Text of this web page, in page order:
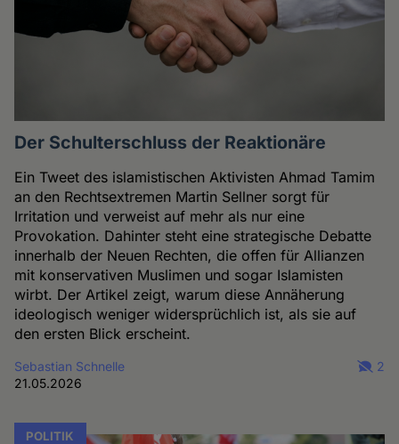
Der Schulterschluss der Reaktionäre
Ein Tweet des islamistischen Aktivisten Ahmad Tamim
an den Rechtsextremen Martin Sellner sorgt für
Irritation und verweist auf mehr als nur eine
Provokation. Dahinter steht eine strategische Debatte
innerhalb der Neuen Rechten, die offen für Allianzen
mit konservativen Muslimen und sogar Islamisten
wirbt. Der Artikel zeigt, warum diese Annäherung
ideologisch weniger widersprüchlich ist, als sie auf
den ersten Blick erscheint.
Sebastian Schnelle
21.05.2026
2
POLITIK